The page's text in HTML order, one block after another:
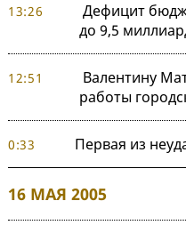
13:26
Дефицит
до 9,5
12:51
Валентину
работы
0:33 Первая из
16 МАЯ 2005